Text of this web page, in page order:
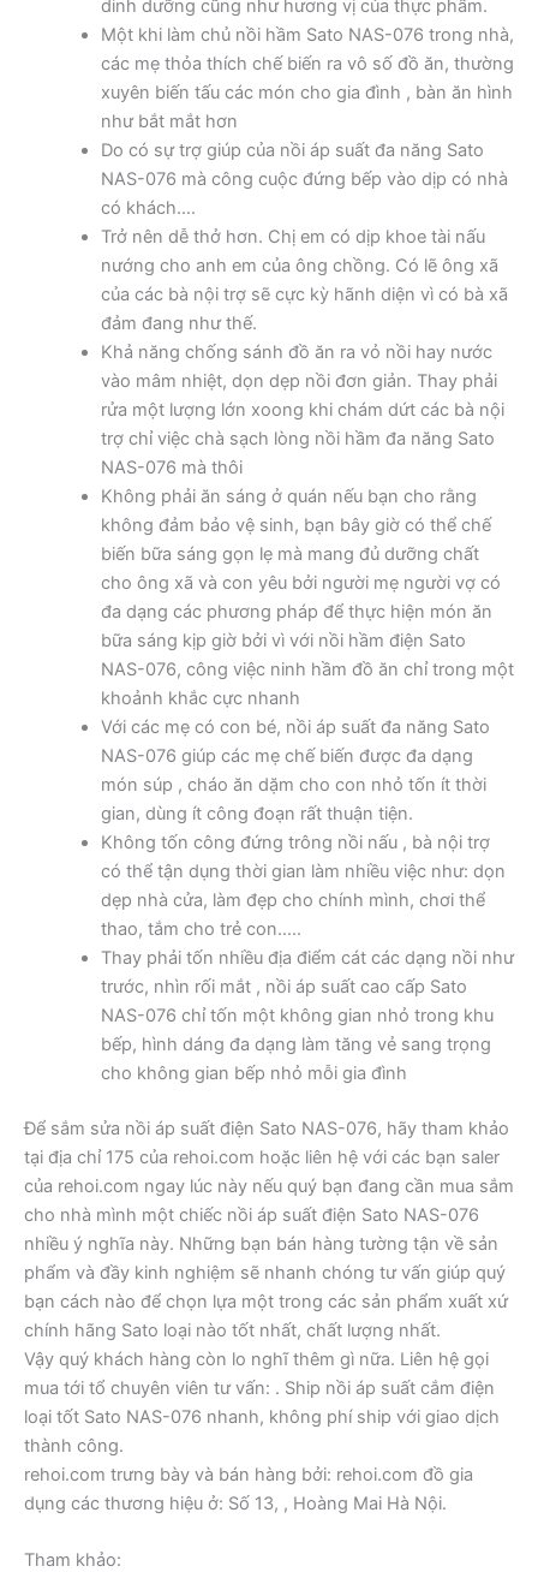
dinh dưỡng cũng như hương vị của thực phẩm.
Một khi làm chủ nồi hầm Sato NAS-076 trong nhà,
các mẹ thỏa thích chế biến ra vô số đồ ăn, thường
xuyên biến tấu các món cho gia đình , bàn ăn hình
như bắt mắt hơn
Do có sự trợ giúp của nồi áp suất đa năng Sato
NAS-076 mà công cuộc đứng bếp vào dịp có nhà
có khách….
Trở nên dễ thở hơn. Chị em có dịp khoe tài nấu
nướng cho anh em của ông chồng. Có lẽ ông xã
của các bà nội trợ sẽ cực kỳ hãnh diện vì có bà xã
đảm đang như thế.
Khả năng chống sánh đồ ăn ra vỏ nồi hay nước
vào mâm nhiệt, dọn dẹp nồi đơn giản. Thay phải
rửa một lượng lớn xoong khi chám dứt các bà nội
trợ chỉ việc chà sạch lòng nồi hầm đa năng Sato
NAS-076 mà thôi
Không phải ăn sáng ở quán nếu bạn cho rằng
không đảm bảo vệ sinh, bạn bây giờ có thể chế
biến bữa sáng gọn lẹ mà mang đủ dưỡng chất
cho ông xã và con yêu bởi người mẹ người vợ có
đa dạng các phương pháp để thực hiện món ăn
bữa sáng kịp giờ bởi vì với nồi hầm điện Sato
NAS-076, công việc ninh hầm đồ ăn chỉ trong một
khoảnh khắc cực nhanh
Với các mẹ có con bé, nồi áp suất đa năng Sato
NAS-076 giúp các mẹ chế biến được đa dạng
món súp , cháo ăn dặm cho con nhỏ tốn ít thời
gian, dùng ít công đoạn rất thuận tiện.
Không tốn công đứng trông nồi nấu , bà nội trợ
có thể tận dụng thời gian làm nhiều việc như: dọn
dẹp nhà cửa, làm đẹp cho chính mình, chơi thể
thao, tắm cho trẻ con…..
Thay phải tốn nhiều địa điểm cát các dạng nồi như
trước, nhìn rối mắt , nồi áp suất cao cấp Sato
NAS-076 chỉ tốn một không gian nhỏ trong khu
bếp, hình dáng đa dạng làm tăng vẻ sang trọng
cho không gian bếp nhỏ mỗi gia đình
Để sắm sửa nồi áp suất điện Sato NAS-076, hãy tham khảo
tại địa chỉ 175 của rehoi.com hoặc liên hệ với các bạn saler
của rehoi.com ngay lúc này nếu quý bạn đang cần mua sắm
cho nhà mình một chiếc nồi áp suất điện Sato NAS-076
nhiều ý nghĩa này. Những bạn bán hàng tường tận về sản
phẩm và đầy kinh nghiệm sẽ nhanh chóng tư vấn giúp quý
bạn cách nào để chọn lựa một trong các sản phẩm xuất xứ
chính hãng Sato loại nào tốt nhất, chất lượng nhất.
Vậy quý khách hàng còn lo nghĩ thêm gì nữa. Liên hệ gọi
mua tới tổ chuyên viên tư vấn: . Ship nồi áp suất cắm điện
loại tốt Sato NAS-076 nhanh, không phí ship với giao dịch
thành công.
rehoi.com trưng bày và bán hàng bởi: rehoi.com đồ gia
dụng các thương hiệu ở: Số 13, , Hoàng Mai Hà Nội.
Tham khảo: